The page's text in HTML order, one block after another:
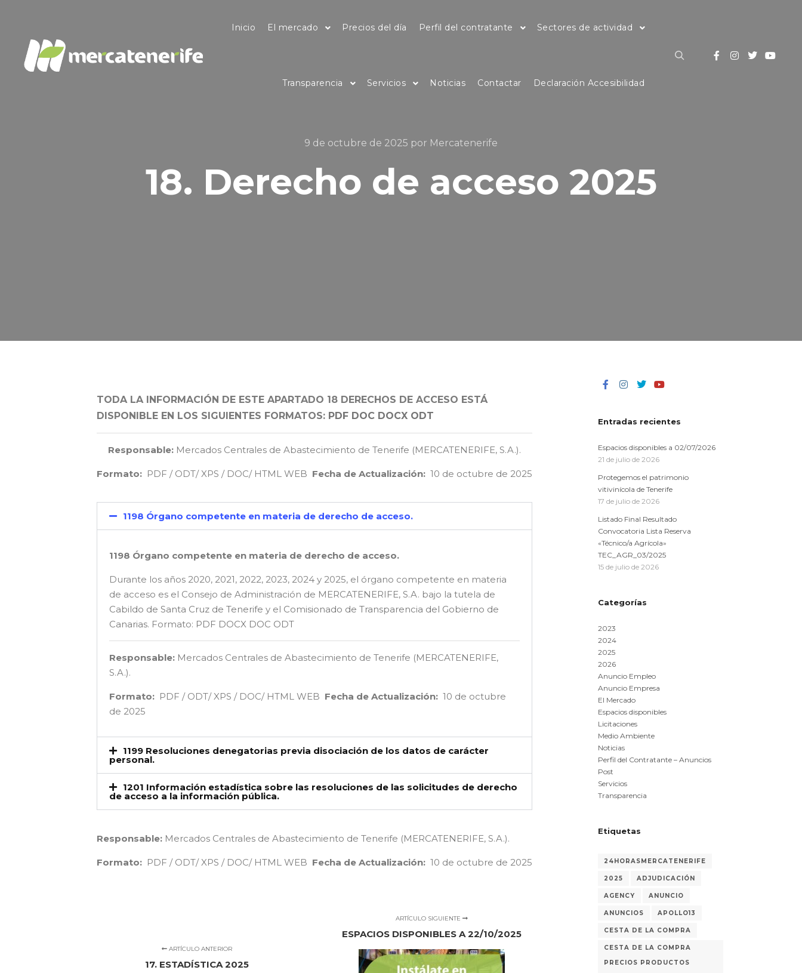
Inicio El mercado Precios del día Perfil del contratante Sectores de actividad
Transparencia Servicios Noticias Contactar Declaración Accesibilidad
9 de octubre de 2025 por Mercatenerife
18. Derecho de acceso 2025
TODA LA INFORMACIÓN DE ESTE APARTADO 18 DERECHOS DE ACCESO ESTÁ
DISPONIBLE EN LOS SIGUIENTES FORMATOS: PDF DOC DOCX ODT
Responsable: Mercados Centrales de Abastecimiento de Tenerife (MERCATENERIFE, S.A.).
Formato: PDF / ODT/ XPS / DOC/ HTML WEB Fecha de Actualización: 10 de octubre de 2025
1198 Órgano competente en materia de derecho de acceso.
1198 Órgano competente en materia de derecho de acceso.
Durante los años 2020, 2021, 2022, 2023, 2024 y 2025, el órgano competente en materia
de acceso es el Consejo de Administración de MERCATENERIFE, S.A. bajo la tutela de
Cabildo de Santa Cruz de Tenerife y el Comisionado de Transparencia del Gobierno de
Canarias. Formato: PDF DOCX DOC ODT
Responsable: Mercados Centrales de Abastecimiento de Tenerife (MERCATENERIFE,
S.A.).
Formato: PDF / ODT/ XPS / DOC/ HTML WEB Fecha de Actualización: 10 de octubre
de 2025
1199 Resoluciones denegatorias previa disociación de los datos de carácter
personal.
1201 Información estadística sobre las resoluciones de las solicitudes de derecho
de acceso a la información pública.
Responsable: Mercados Centrales de Abastecimiento de Tenerife (MERCATENERIFE, S.A.).
Formato: PDF / ODT/ XPS / DOC/ HTML WEB Fecha de Actualización: 10 de octubre de 2025
ARTÍCULO ANTERIOR
17. ESTADÍSTICA 2025
ARTÍCULO SIGUIENTE
ESPACIOS DISPONIBLES A 22/10/2025
Entradas recientes
Espacios disponibles a 02/07/2026
21 de julio de 2026
Protegemos el patrimonio
vitivinícola de Tenerife
17 de julio de 2026
Listado Final Resultado
Convocatoria Lista Reserva
«Técnico/a Agrícola»
TEC_AGR_03/2025
15 de julio de 2026
Categorías
2023
2024
2025
2026
Anuncio Empleo
Anuncio Empresa
El Mercado
Espacios disponibles
Licitaciones
Medio Ambiente
Noticias
Perfil del Contratante – Anuncios
Post
Servicios
Transparencia
Etiquetas
24HORASMERCATENERIFE
2025 ADJUDICACIÓN
AGENCY ANUNCIO
ANUNCIOS APOLLO13
CESTA DE LA COMPRA
CESTA DE LA COMPRA
PRECIOS PRODUCTOS